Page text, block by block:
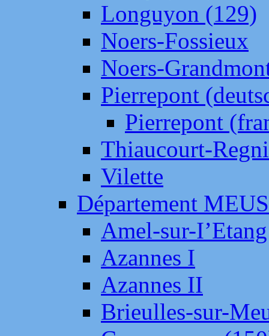
Longuyon (129)
Noers-Fossieux
Noers-
Pierrepont
Pierrepont
Thiaucourt-
Vilette
Département
Amel-sur-
Azannes I
Azannes II
Brieulles-sur-